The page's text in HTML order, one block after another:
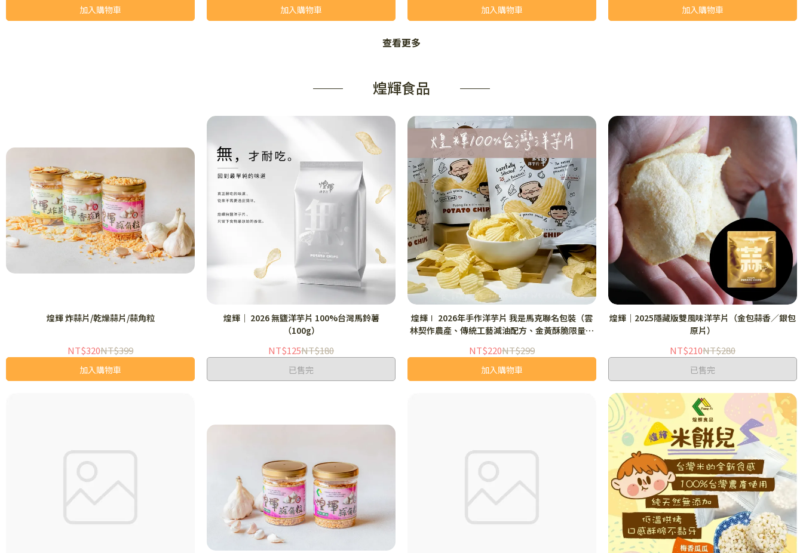
加入購物車 加入購物車 加入購物車 加入購物車
查看更多
煌輝食品
煌輝 炸蒜片/乾燥蒜片/蒜角粒
NT$320NT$399
加入購物車
煌輝｜ 2026 無鹽洋芋片 100%台灣馬鈴薯
（100g）
NT$125NT$180
已售完
煌輝∣ 2026年手作洋芋片 我是馬克聯名包裝（雲
林契作農產、傳統工藝減油配方、金黃酥脆限量供
NT$220NT$299
加入購物車
煌輝｜2025隱藏版雙風味洋芋片（金包蒜香／銀包
原片）
NT$210NT$280
已售完